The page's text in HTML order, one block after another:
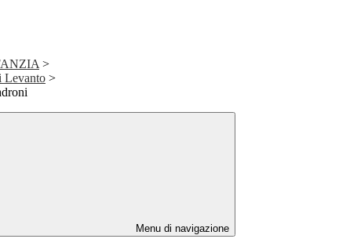
>
Levanto >
Menu di navigazione